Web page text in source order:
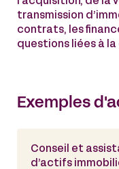
transmission
contrats, les
questions liées à
Exemples
Conseil et
d’actifs